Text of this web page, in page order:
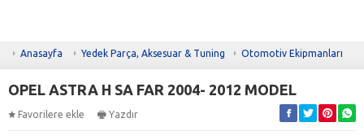
Anasayfa Yedek Parça, Aksesuar & Tuning Otomotiv Ekipmanları
OPEL ASTRA H SA FAR 2004- 2012 MODEL
Favorilere ekle Yazdır